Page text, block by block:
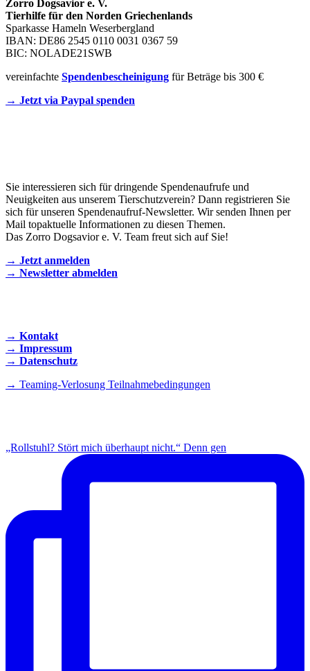
Zorro Dogsavior e. V.
Tierhilfe für den Norden Griechenlands
Sparkasse Hameln Weserbergland
IBAN: DE86 2545 0110 0031 0367 59
BIC: NOLADE21SWB
vereinfachte Spendenbescheinigung für Beträge bis 300 €
→ Jetzt via Paypal spenden
Sie interessieren sich für dringende Spendenaufrufe und
Neuigkeiten aus unserem Tierschutzverein? Dann registrieren Sie
sich für unseren Spendenaufruf-Newsletter. Wir senden Ihnen per
Mail topaktuelle Informationen zu diesen Themen.
Das Zorro Dogsavior e. V. Team freut sich auf Sie!
→ Jetzt anmelden
→ Newsletter abmelden
→ Kontakt
→ Impressum
→ Datenschutz
→ Teaming-Verlosung Teilnahmebedingungen
„Rollstuhl? Stört mich überhaupt nicht.“ Denn gen